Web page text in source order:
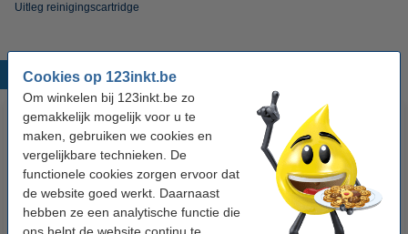
Cookies op 123inkt.be
Om winkelen bij 123inkt.be zo
gemakkelijk mogelijk voor u te
maken, gebruiken we cookies en
vergelijkbare technieken. De
functionele cookies zorgen ervoor dat
de website goed werkt. Daarnaast
hebben ze een analytische functie die
ons helpt de website continu te
Uitleg reinigingscartridge
Populaire producten